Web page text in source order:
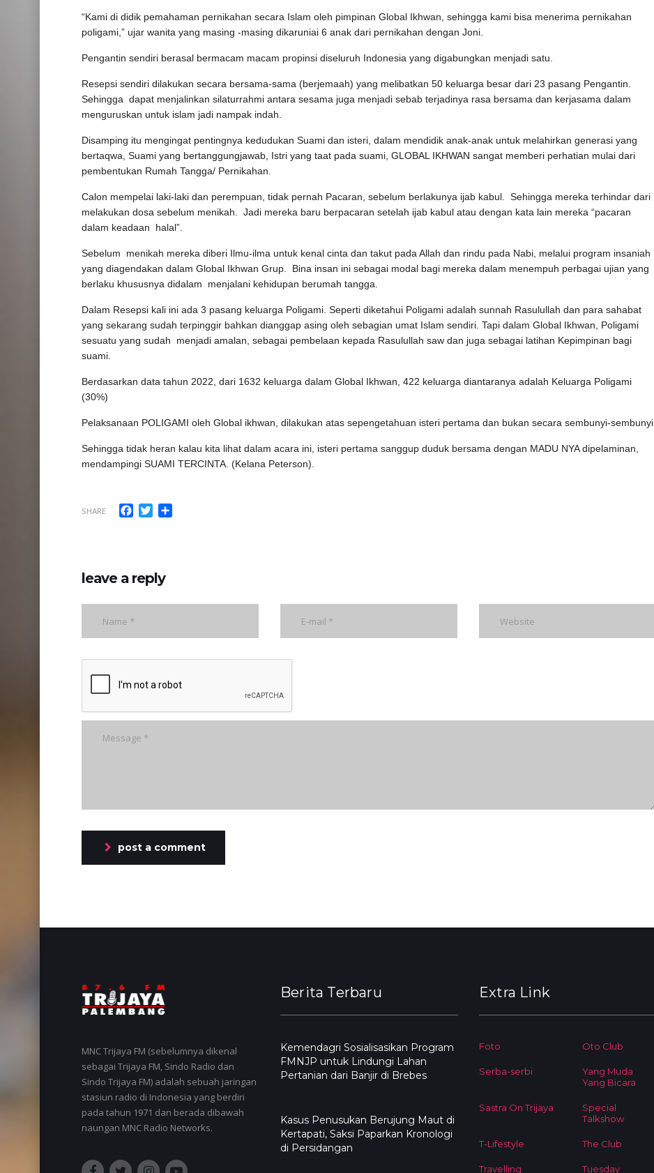
“Kami di didik pemahaman pernikahan secara Islam oleh pimpinan Global Ikhwan, sehingga kami bisa menerima pernikahan
poligami,” ujar wanita yang masing -masing dikaruniai 6 anak dari pernikahan dengan Joni.
Pengantin sendiri berasal bermacam macam propinsi diseluruh Indonesia yang digabungkan menjadi satu.
Resepsi sendiri dilakukan secara bersama-sama (berjemaah) yang melibatkan 50 keluarga besar dari 23 pasang Pengantin.
Sehingga dapat menjalinkan silaturrahmi antara sesama juga menjadi sebab terjadinya rasa bersama dan kerjasama dalam
menguruskan untuk islam jadi nampak indah.
Disamping itu mengingat pentingnya kedudukan Suami dan isteri, dalam mendidik anak-anak untuk melahirkan generasi yang
bertaqwa, Suami yang bertanggungjawab, Istri yang taat pada suami, GLOBAL IKHWAN sangat memberi perhatian mulai dari
pembentukan Rumah Tangga/ Pernikahan.
Calon mempelai laki-laki dan perempuan, tidak pernah Pacaran, sebelum berlakunya ijab kabul. Sehingga mereka terhindar dari
melakukan dosa sebelum menikah. Jadi mereka baru berpacaran setelah ijab kabul atau dengan kata lain mereka “pacaran
dalam keadaan halal”.
Sebelum menikah mereka diberi Ilmu-ilma untuk kenal cinta dan takut pada Allah dan rindu pada Nabi, melalui program insaniah
yang diagendakan dalam Global Ikhwan Grup. Bina insan ini sebagai modal bagi mereka dalam menempuh perbagai ujian yang
berlaku khususnya didalam menjalani kehidupan berumah tangga.
Dalam Resepsi kali ini ada 3 pasang keluarga Poligami. Seperti diketahui Poligami adalah sunnah Rasulullah dan para sahabat
yang sekarang sudah terpinggir bahkan dianggap asing oleh sebagian umat Islam sendiri. Tapi dalam Global Ikhwan, Poligami
sesuatu yang sudah menjadi amalan, sebagai pembelaan kepada Rasulullah saw dan juga sebagai latihan Kepimpinan bagi
suami.
Berdasarkan data tahun 2022, dari 1632 keluarga dalam Global Ikhwan, 422 keluarga diantaranya adalah Keluarga Poligami
(30%)
Pelaksanaan POLIGAMI oleh Global ikhwan, dilakukan atas sepengetahuan isteri pertama dan bukan secara sembunyi-sembunyi.
Sehingga tidak heran kalau kita lihat dalam acara ini, isteri pertama sanggup duduk bersama dengan MADU NYA dipelaminan,
mendampingi SUAMI TERCINTA. (Kelana Peterson).
SHARE Facebook
Twitter
leave a reply
post a comment
MNC Trijaya FM (sebelumnya dikenal
sebagai Trijaya FM, Sindo Radio dan
Sindo Trijaya FM) adalah sebuah jaringan
stasiun radio di Indonesia yang berdiri
pada tahun 1971 dan berada dibawah
naungan MNC Radio Networks.
Berita Terbaru
Kemendagri Sosialisasikan Program
FMNJP untuk Lindungi Lahan
Pertanian dari Banjir di Brebes
Kasus Penusukan Berujung Maut di
Kertapati, Saksi Paparkan Kronologi
di Persidangan
Extra Link
Foto Oto Club
Serba-serbi
Yang Muda
Yang Bicara
Sastra On Trijaya
Special
Talkshow
T-Lifestyle The Club
Travelling Tuesday